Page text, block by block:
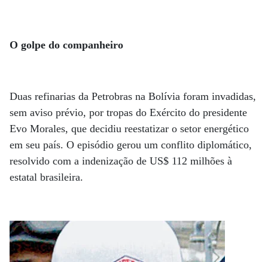
O golpe do companheiro
Duas refinarias da Petrobras na Bolívia foram invadidas,
sem aviso prévio, por tropas do Exército do presidente
Evo Morales, que decidiu reestatizar o setor energético
em seu país. O episódio gerou um conflito diplomático,
resolvido com a indenização de US$ 112 milhões à
estatal brasileira.